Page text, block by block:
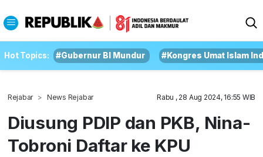
Hot Topics: #Gubernur BI Mundur #Kongres Umat Islam
Rejabar News Rejabar Rabu , 28 Aug 2024, 16:55 WIB
Diusung PDIP dan PKB, Nina-
Tobroni Daftar ke KPU